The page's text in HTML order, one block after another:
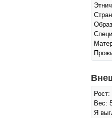
Вес:
Я